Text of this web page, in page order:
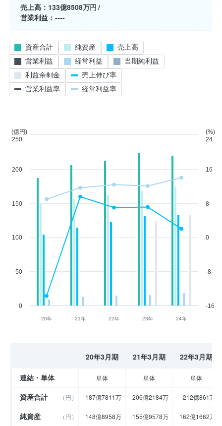
売上高
133億8508万円
営業利益
----
20年 21年 22年 23年 24年
0
50
100
150
200
(億円)
250
-16
-8
0
8
16
(%)
24
資産合計 純資産
売上高
営業利益
経常利益
当期純利益
利益余剰金
売上伸び率
営業利益率
経常利益率
20年3月期 21年3月期 22年3月期
連結・単体 単体 単体 単体
資産合計 （円） 187億7811万 206億2184万 212億861万
純資産 （円） 148億8958万 155億9578万 162億1662万